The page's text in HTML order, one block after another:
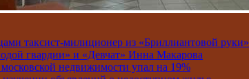
таксист-милиционер из «Бриллиантовой руки»
гвардии» и «Девчат» Инна Макарова
недвижимости упал на 19%